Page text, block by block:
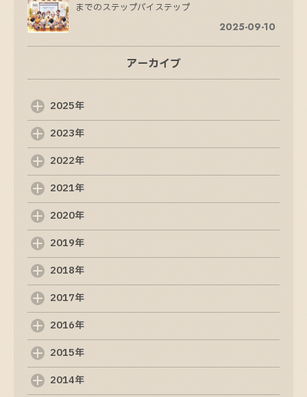
までのステップバイステップ
2025-09-10
ホームページ制作の成功に必要な10のステップ
ホームページ制作の成功法則：魅力的なサイト
Web制作会社の選び方: 成功するためのポイント
2025-09-07
Web制作の基礎知識: 初めての方でも分かるポイ
ホームページ制作の基本を理解するためのガイ
ド
2025-09-05
アーカイブ
2025年
2023年
2022年
2021年
2020年
2019年
2018年
2017年
2016年
2015年
2014年